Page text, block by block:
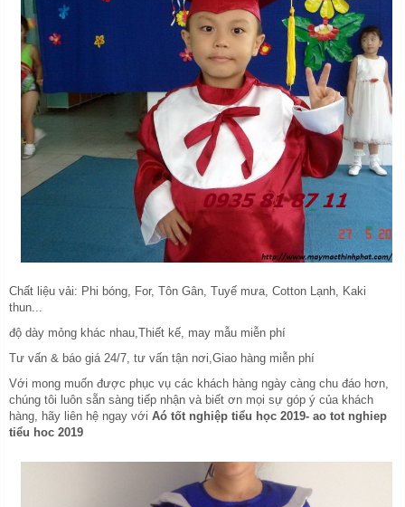
Chất liệu vải: Phi bóng, For, Tôn Gân, Tuyế mưa, Cotton Lạnh, Kaki
thun...
độ dày mỏng khác nhau,Thiết kế, may mẫu miễn phí
Tư vấn & báo giá 24/7, tư vấn tận nơi,Giao hàng miễn phí
Với mong muốn được phục vụ các khách hàng ngày càng chu đáo hơn,
chúng tôi luôn sẵn sàng tiếp nhận và biết ơn mọi sự góp ý của khách
hàng, hãy liên hệ ngay với Aó tốt nghiệp tiểu học 2019- ao tot nghiep
tiểu hoc 2019